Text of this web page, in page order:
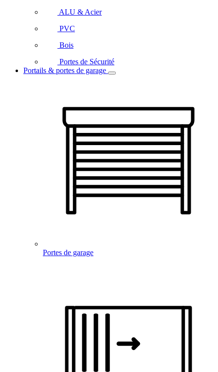
ALU & Acier
PVC
Bois
Portes de Sécurité
Portails & portes de garage
Portes de garage